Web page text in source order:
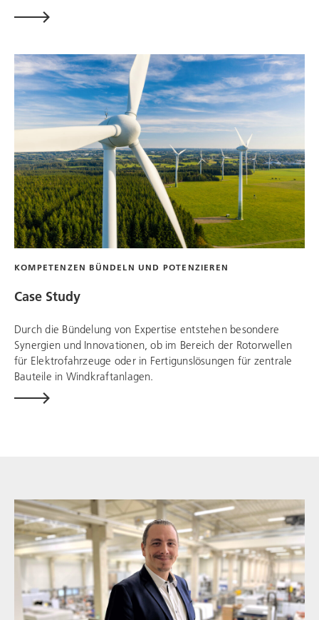
KOMPETENZEN BÜNDELN UND POTENZIEREN
Case Study
Durch die Bündelung von Expertise entstehen besondere
Synergien und Innovationen, ob im Bereich der Rotorwellen
für Elektrofahrzeuge oder in Fertigunslösungen für zentrale
Bauteile in Windkraftanlagen.